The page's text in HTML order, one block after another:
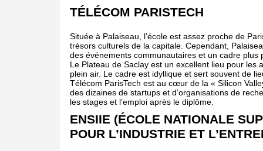
TÉLÉCOM PARISTECH
Située à Palaiseau, l’école est assez proche de
trésors culturels de la capitale. Cependant,
des événements communautaires et un cadre plus
Le Plateau de Saclay est un excellent lieu pour les
plein air. Le cadre est idyllique et sert souvent de
Télécom ParisTech est au cœur de la « Silicon
des dizaines de startups et d’organisations de
les stages et l’emploi après le diplôme.
ENSIIE (ÉCOLE NATIONALE
POUR L’INDUSTRIE ET